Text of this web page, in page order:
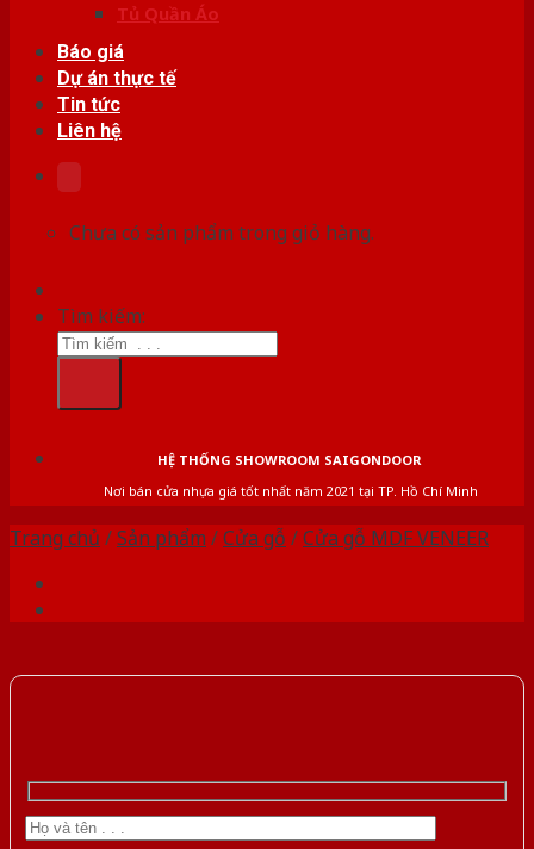
Tủ Quần Áo
Báo giá
Dự án thực tế
Tin tức
Liên hệ
Chưa có sản phẩm trong giỏ hàng.
Tìm kiếm:
HỆ THỐNG SHOWROOM SAIGONDOOR
Nơi bán cửa nhựa giá tốt nhất năm 2021 tại TP. Hồ Chí Minh
Trang chủ /Sản phẩm /Cửa gỗ /Cửa gỗ MDF VENEER